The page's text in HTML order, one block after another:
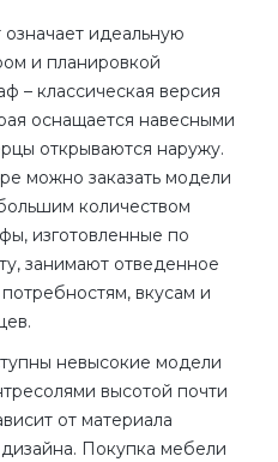
идеальную
и планировкой
– классическая версия
оснащается навесными
открываются наружу.
можно заказать модели
количеством
, изготовленные по
занимают отведенное
вкусам и
невысокие модели
высотой почти
от материала
Покупка мебели